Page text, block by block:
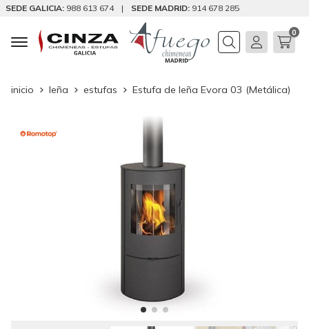
SEDE GALICIA: 988 613 674 | SEDE MADRID: 914 678 285
Buscar
0
inicio leña estufas Estufa de leña Evora 03 (Metálica)